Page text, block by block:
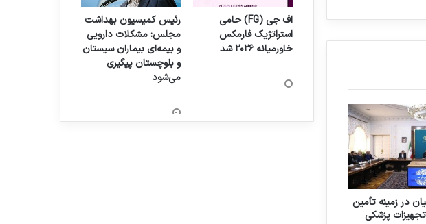
در زمینه تأمین
تجهیزات پزشکی
اف جی (FG) حامی
استراتژیک فارمکس
خاورمیانه ۲۰۲۶ شد
رئیس کمیسیون بهداشت
مجلس: مشکلات دارویی
و بیمه‌ای بیماران سیستان
و بلوچستان پیگیری
می‌شود